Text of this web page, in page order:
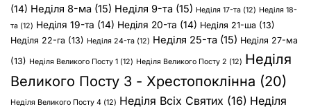
(14) Неділя 8-ма (15) Неділя 9-та (15) Неділя 17-та (12) Неділя 18-
та (12) Неділя 19-та (14) Неділя 20-та (14) Неділя 21-ша (13)
Неділя 22-га (13) Неділя 24-та (12) Неділя 25-та (15) Неділя 27-ма
(13) Неділя Великого Посту 1 (12) Неділя Великого Посту 2 (12) Неділя
Великого Посту 3 - Хрестопоклінна (20)
Неділя Великого Посту 4 (12) Неділя Всіх Святих (16) Неділя